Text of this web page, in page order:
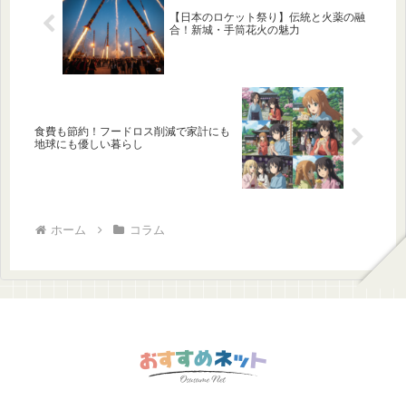
【日本のロケット祭り】伝統と火薬の融
合！新城・手筒花火の魅力
食費も節約！フードロス削減で家計にも
地球にも優しい暮らし
ホーム コラム